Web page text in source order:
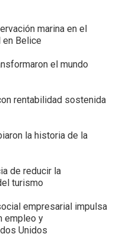
marina en el
en Belice
el mundo
rentabilidad sostenida
la historia de la
de reducir la
turismo
empresarial impulsa
empleo y
Unidos